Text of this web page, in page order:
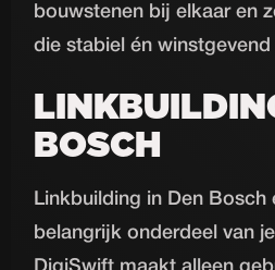
bouwstenen bij elkaar en
die stabiel én winstgevend
BOSCH
Linkbuilding in Den Bosch
belangrijk onderdeel van